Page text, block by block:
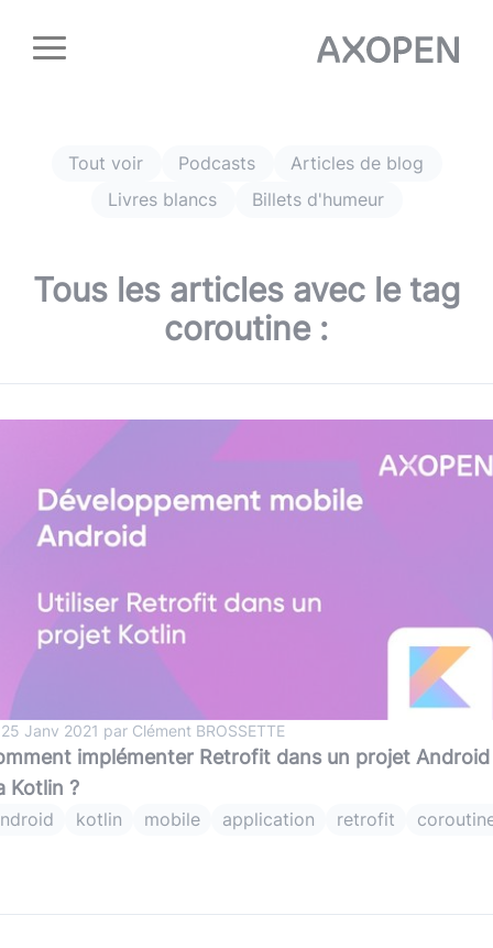
Tout voir Podcasts
Articles de blog
Livres blancs
Billets d'humeur
Tous les articles avec le tag
coroutine :
Janv 2021 par Clément BROSSETTE
implémenter Retrofit dans un projet Android
Kotlin ?
kotlin mobile application retrofit